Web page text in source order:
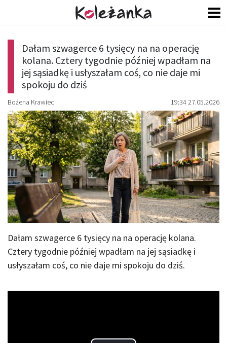
Dałam szwagerce 6 tysięcy na na operację
kolana. Cztery tygodnie później wpadłam na
jej sąsiadkę i usłyszałam coś, co nie daje mi
spokoju do dziś
Bożena Krawiec 19:34 27.05.2026
Dałam szwagerce 6 tysięcy na na operację kolana.
Cztery tygodnie później wpadłam na jej sąsiadkę i
usłyszałam coś, co nie daje mi spokoju do dziś.